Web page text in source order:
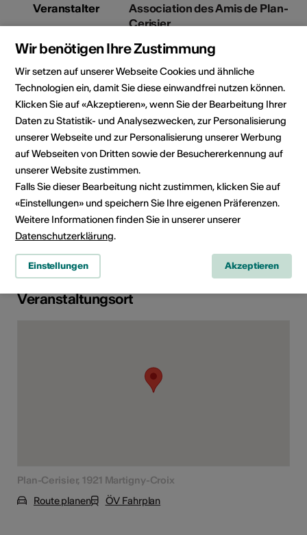
Veranstalter
Association des Amis de Plan-
Cerisier
1921 Martigny-Croix
contact@plancerisier.ch
Diese Veranstaltung wurde über
die Plattformguidle.com
inseriert. Bei Fragen zur
Veranstaltung wenden Sie sich
bitte an den Veranstalter oder
das zuständige Tourismusbüro.
Rubrik
Art der Veranstaltung
Veranstaltungsort
Plan-Cerisier, 1921 Martigny-Croix
Route planen
ÖV Fahrplan
Wir benötigen Ihre Zustimmung
Wir setzen auf unserer Webseite Cookies und ähnliche
Technologien ein, damit Sie diese einwandfrei nutzen können.
Klicken Sie auf «Akzeptieren», wenn Sie der Bearbeitung Ihrer
Daten zu Statistik- und Analysezwecken, zur Personalisierung
unserer Webseite und zur Personalisierung unserer Werbung
auf Webseiten von Dritten sowie der Besuchererkennung auf
unserer Website zustimmen.
Falls Sie dieser Bearbeitung nicht zustimmen, klicken Sie auf
«Einstellungen» und speichern Sie Ihre eigenen Präferenzen.
Weitere Informationen finden Sie in unserer unserer
Datenschutzerklärung.
Einstellungen Akzeptieren